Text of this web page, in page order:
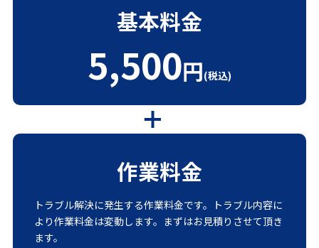
基本料金
5,500円(税込)
作業料金
トラブル解決に発生する作業料金です。トラブル内容に
より作業料金は変動します。まずはお見積りさせて頂き
ます。